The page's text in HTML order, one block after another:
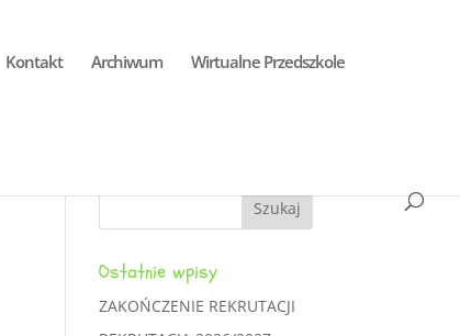
Kontakt Archiwum Wirtualne Przedszkole
Ostatnie wpisy
ZAKOŃCZENIE REKRUTACJI